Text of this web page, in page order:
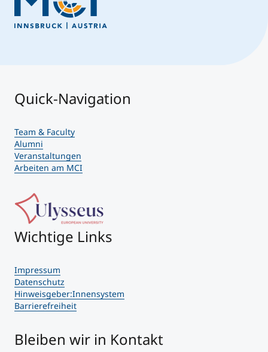
Quick-Navigation
Team & Faculty
Alumni
Veranstaltungen
Arbeiten am MCI
Wichtige Links
Impressum
Datenschutz
Hinweisgeber:Innensystem
Barrierefreiheit
Bleiben wir in Kontakt